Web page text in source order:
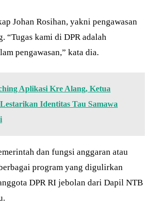
Johan Rosihan, yakni pengawasan
“Tugas kami di DPR adalah
pengawasan,” kata dia.
Aplikasi Kre Alang, Ketua
Identitas Tau Samawa
dan fungsi anggaran atau
program yang digulirkan
DPR RI jebolan dari Dapil NTB